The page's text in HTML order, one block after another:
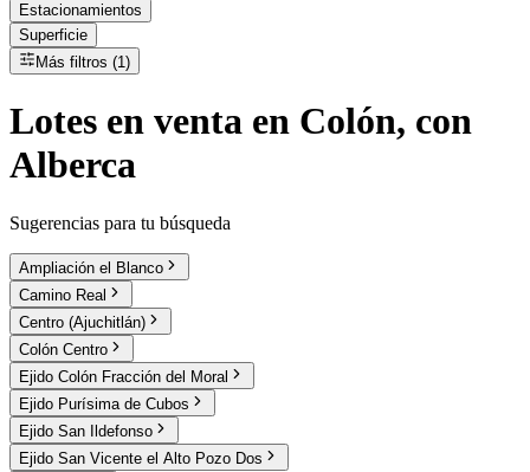
Estacionamientos
Superficie
Más filtros (1)
Lotes en venta en Colón, con
Alberca
Sugerencias para tu búsqueda
Ampliación el Blanco
Camino Real
Centro (Ajuchitlán)
Colón Centro
Ejido Colón Fracción del Moral
Ejido Purísima de Cubos
Ejido San Ildefonso
Ejido San Vicente el Alto Pozo Dos